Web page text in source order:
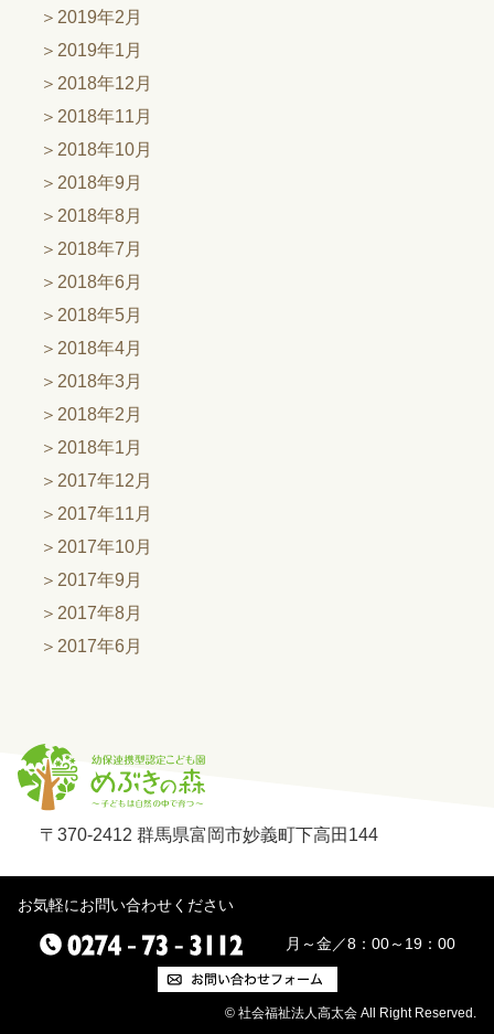
2019年2月
2019年1月
2018年12月
2018年11月
2018年10月
2018年9月
2018年8月
2018年7月
2018年6月
2018年5月
2018年4月
2018年3月
2018年2月
2018年1月
2017年12月
2017年11月
2017年10月
2017年9月
2017年8月
2017年6月
〒370-2412 群馬県富岡市妙義町下高田144
お気軽にお問い合わせください
月～金／8：00～19：00
© 社会福祉法人高太会 All Right Reserved.